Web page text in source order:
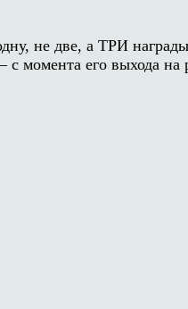
не две, а ТРИ
момента его выхода